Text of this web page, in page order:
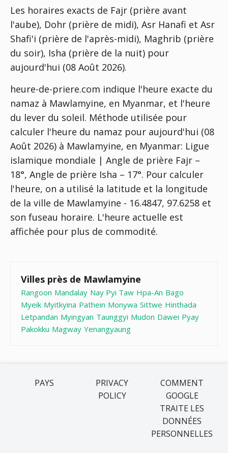
Les horaires exacts de Fajr (prière avant
l'aube), Dohr (prière de midi), Asr Hanafi et Asr
Shafi'i (prière de l'après-midi), Maghrib (prière
du soir), Isha (prière de la nuit) pour
aujourd'hui (08 Août 2026).
heure-de-priere.com indique l'heure exacte du
namaz à Mawlamyine, en Myanmar, et l'heure
du lever du soleil. Méthode utilisée pour
calculer l'heure du namaz pour aujourd'hui (08
Août 2026) à Mawlamyine, en Myanmar: Ligue
islamique mondiale | Angle de prière Fajr –
18°, Angle de prière Isha – 17°. Pour calculer
l'heure, on a utilisé la latitude et la longitude
de la ville de Mawlamyine - 16.4847, 97.6258 et
son fuseau horaire. L'heure actuelle est
affichée pour plus de commodité.
Villes près de Mawlamyine
Rangoon Mandalay Nay Pyi Taw Hpa-An Bago
Myeik Myitkyina Pathein Monywa Sittwe Hinthada
Letpandan Myingyan Taunggyi Mudon Dawei Pyay
Pakokku Magway Yenangyaung
PAYS
PRIVACY
POLICY
COMMENT
GOOGLE
TRAITE LES
DONNÉES
PERSONNELLES